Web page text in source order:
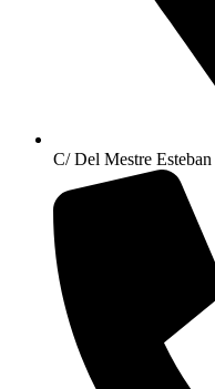
C/ Del Mestre